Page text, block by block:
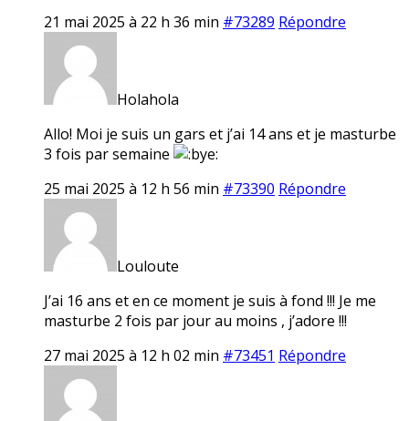
21 mai 2025 à 22 h 36 min #73289 Répondre
Holahola
Allo! Moi je suis un gars et j’ai 14 ans et je masturbe
3 fois par semaine
25 mai 2025 à 12 h 56 min #73390 Répondre
Louloute
J’ai 16 ans et en ce moment je suis à fond !!! Je me
masturbe 2 fois par jour au moins , j’adore !!!
27 mai 2025 à 12 h 02 min #73451 Répondre